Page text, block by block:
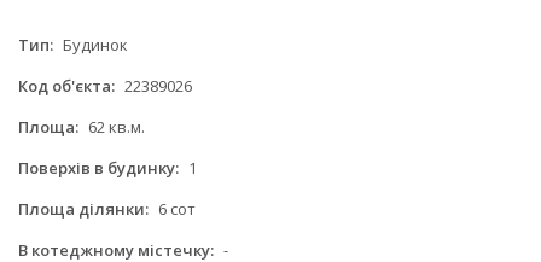
Тип: Будинок
Код об'єкта: 22389026
Площа: 62 кв.м.
Поверхів в будинку: 1
Площа ділянки: 6 сот
В котеджному містечку: -